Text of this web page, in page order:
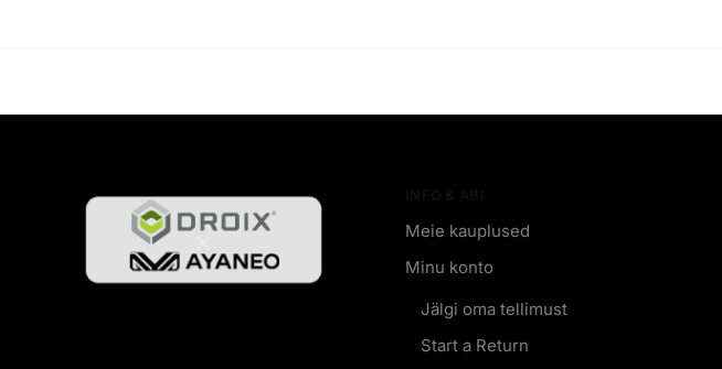
Meie kauplused
Minu konto
Jälgi oma tellimust
Start a Return